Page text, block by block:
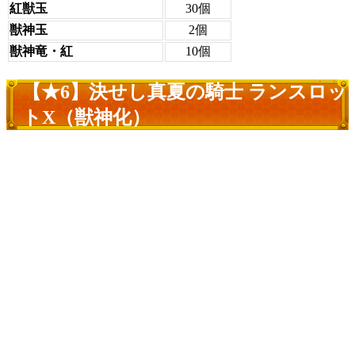
紅獣玉
30個
獣神玉
2個
獣神竜・紅
10個
【★6】決せし真夏の騎士 ランスロッ
トX（獣神化）